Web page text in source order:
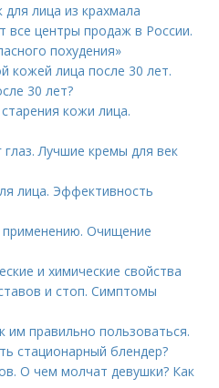
лица из крахмала
все центры продаж в России.
похудения»
кожей лица после 30 лет.
30 лет?
кожи лица.
Лучшие кремы для век
лица. Эффективность
применению. Очищение
и химические свойства
и стоп. Симптомы
им правильно пользоваться.
стационарный блендер?
О чем молчат девушки? Как